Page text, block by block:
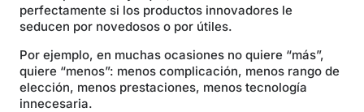
perfectamente si los productos innovadores le
seducen por novedosos o por útiles.
Por ejemplo, en muchas ocasiones no quiere “más”,
quiere “menos”: menos complicación, menos rango de
elección, menos prestaciones, menos tecnología
innecesaria.